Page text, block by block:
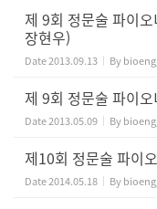
제 9회 정문술 파이
장현우)
Date2013.09.13 By
제 9회 정문술 파이
Date2013.05.09 By
제10회 정문술 파이
Date2014.05.18 By